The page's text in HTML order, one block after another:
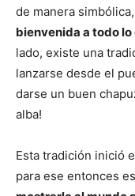
de manera simbólica,
bienvenida a todo
lado, existe una
lanzarse desde el
darse un buen
alba!
Esta tradición inició
para ese entonces